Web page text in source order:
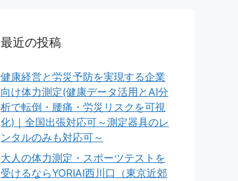
最近の投稿
健康経営と労災予防を実現する企業
向け体力測定(健康データ活用とAI分
析で転倒・腰痛・労災リスクを可視
化)｜全国出張対応可～測定器具のレ
ンタルのみも対応可～
大人の体力測定・スポーツテストを
受けるならYORIAI西川口（東京近郊